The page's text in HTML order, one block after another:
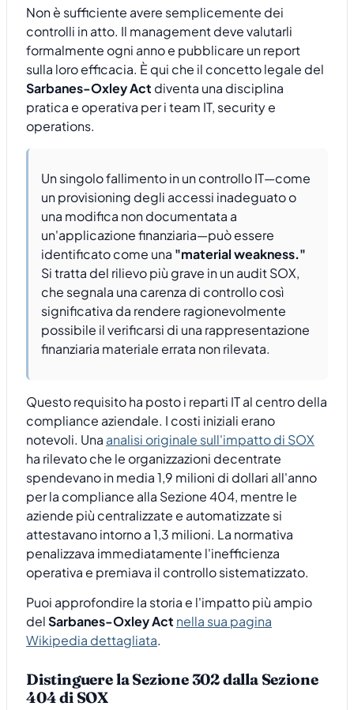
Non è sufficiente avere semplicemente dei
controlli in atto. Il management deve valutarli
formalmente ogni anno e pubblicare un report
sulla loro efficacia. È qui che il concetto legale del
Sarbanes-Oxley Act diventa una disciplina
pratica e operativa per i team IT, security e
operations.
Un singolo fallimento in un controllo IT—come
un provisioning degli accessi inadeguato o
una modifica non documentata a
un'applicazione finanziaria—può essere
identificato come una "material weakness."
Si tratta del rilievo più grave in un audit SOX,
che segnala una carenza di controllo così
significativa da rendere ragionevolmente
possibile il verificarsi di una rappresentazione
finanziaria materiale errata non rilevata.
Questo requisito ha posto i reparti IT al centro della
compliance aziendale. I costi iniziali erano
notevoli. Una analisi originale sull'impatto di SOX
ha rilevato che le organizzazioni decentrate
spendevano in media 1,9 milioni di dollari all'anno
per la compliance alla Sezione 404, mentre le
aziende più centralizzate e automatizzate si
attestavano intorno a 1,3 milioni. La normativa
penalizzava immediatamente l'inefficienza
operativa e premiava il controllo sistematizzato.
Puoi approfondire la storia e l'impatto più ampio
delSarbanes-Oxley Act nella sua pagina
Wikipedia dettagliata.
Distinguere la Sezione 302 dalla Sezione
404 di SOX